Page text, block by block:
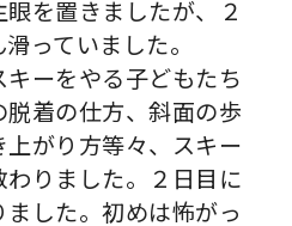
を置きましたが、２
っていました。
ーをやる子どもたち
着の仕方、斜面の歩
がり方等々、スキー
りました。２日目に
した。初めは怖がっ